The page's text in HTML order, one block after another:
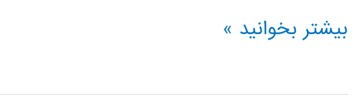
پردازش
در
بیشتر بخوانید »